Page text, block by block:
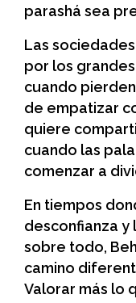
parashá sea
Las
por los
cuando
de empatizar
quiere
cuando las
comenzar a
En tiempos
desconfianza y
sobre todo,
camino
Valorar más lo